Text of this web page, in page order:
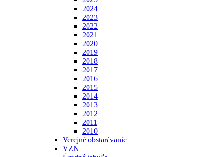
2024
2023
2022
2021
2020
2019
2018
2017
2016
2015
2014
2013
2012
2011
2010
Verejné obstarávanie
VZN